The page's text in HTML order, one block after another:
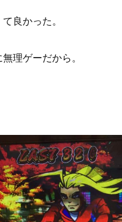
良かった。
理ゲーだから。